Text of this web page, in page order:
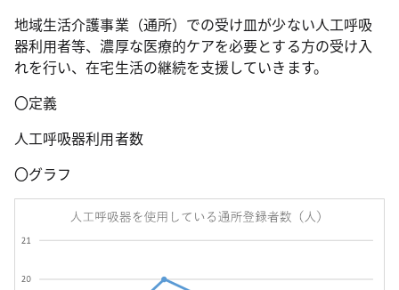
地域生活介護事業（通所）での受け皿が少ない人工呼吸
器利用者等、濃厚な医療的ケアを必要とする方の受け入
れを行い、在宅生活の継続を支援していきます。
〇定義
人工呼吸器利用者数
〇グラフ